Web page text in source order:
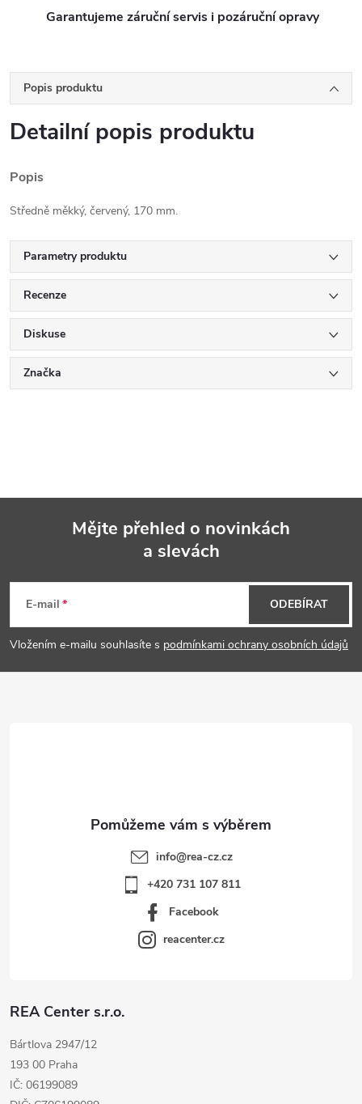
Garantujeme záruční servis i pozáruční opravy
Popis produktu
Detailní popis produktu
Popis
Středně měkký, červený, 170 mm.
Parametry produktu
Recenze
Diskuse
Značka
p
a
Mějte přehled o novinkách
a slevách
E-mail
Vložením e-mailu souhlasíte s podmínkami ochrany osobních údajů
ODEBÍRAT
REA Center s.r.o.
Bártlova 2947/12
193 00 Praha
IČ: 06199089
info@rea-cz.cz
+420 731 107 811
Facebook
reacenter.cz